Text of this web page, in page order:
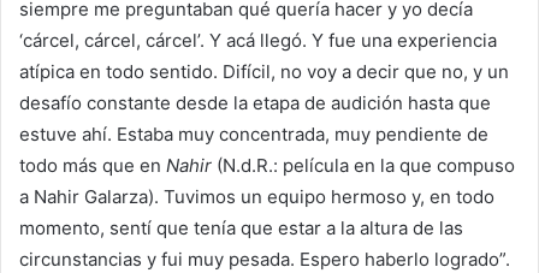
siempre me preguntaban qué quería hacer y yo decía
‘cárcel, cárcel, cárcel’. Y acá llegó. Y fue una experiencia
atípica en todo sentido. Difícil, no voy a decir que no, y un
desafío constante desde la etapa de audición hasta que
estuve ahí. Estaba muy concentrada, muy pendiente de
todo más que en Nahir (N.d.R.: película en la que compuso
a Nahir Galarza). Tuvimos un equipo hermoso y, en todo
momento, sentí que tenía que estar a la altura de las
circunstancias y fui muy pesada. Espero haberlo logrado”.